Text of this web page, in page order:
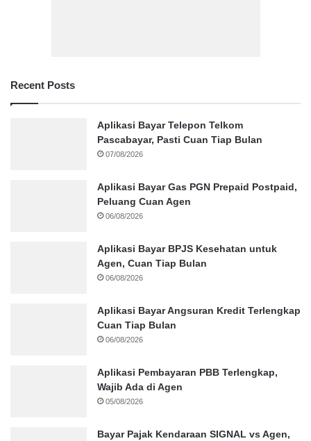
Recent Posts
Aplikasi Bayar Telepon Telkom
Pascabayar, Pasti Cuan Tiap Bulan
07/08/2026
Aplikasi Bayar Gas PGN Prepaid Postpaid,
Peluang Cuan Agen
06/08/2026
Aplikasi Bayar BPJS Kesehatan untuk
Agen, Cuan Tiap Bulan
06/08/2026
Aplikasi Bayar Angsuran Kredit Terlengkap
Cuan Tiap Bulan
06/08/2026
Aplikasi Pembayaran PBB Terlengkap,
Wajib Ada di Agen
05/08/2026
Bayar Pajak Kendaraan SIGNAL vs Agen,